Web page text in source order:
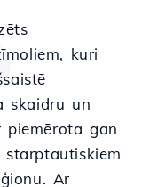
kuri
skaidru un
gan
Ar